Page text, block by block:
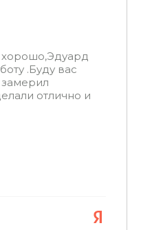
хорошо,Эдуард
.Буду вас
отлично и